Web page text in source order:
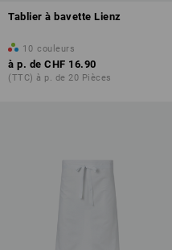
Tablier à bavette Lienz
10 couleurs
à p. de CHF 16.90
(TTC) à p. de 20 Pièces